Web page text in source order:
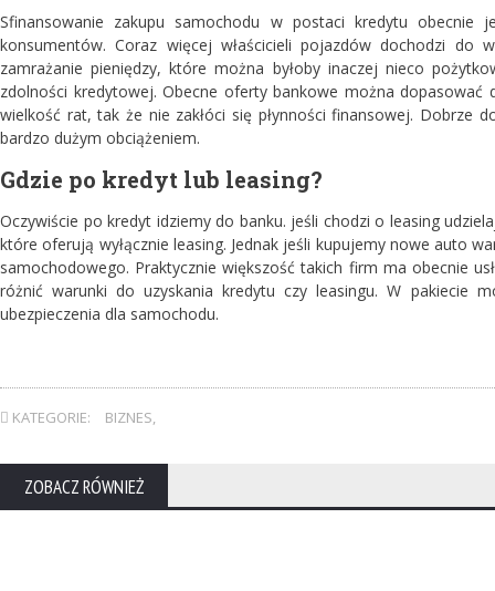
Sfinansowanie zakupu samochodu w postaci kredytu obecnie
konsumentów. Coraz więcej właścicieli pojazdów dochodzi
zamrażanie pieniędzy, które można byłoby inaczej nieco
zdolności kredytowej. Obecne oferty bankowe można
wielkość rat, tak że nie zakłóci się płynności finansowej. Dobrze
bardzo dużym obciążeniem.
Gdzie po kredyt lub leasing?
Oczywiście po kredyt idziemy do banku. jeśli chodzi o leasing
które oferują wyłącznie leasing. Jednak jeśli kupujemy nowe auto
samochodowego. Praktycznie większość takich firm ma obecnie
różnić warunki do uzyskania kredytu czy leasingu. W pakiecie
ubezpieczenia dla samochodu.
KATEGORIE: BIZNES,
ZOBACZ RÓWNIEŻ